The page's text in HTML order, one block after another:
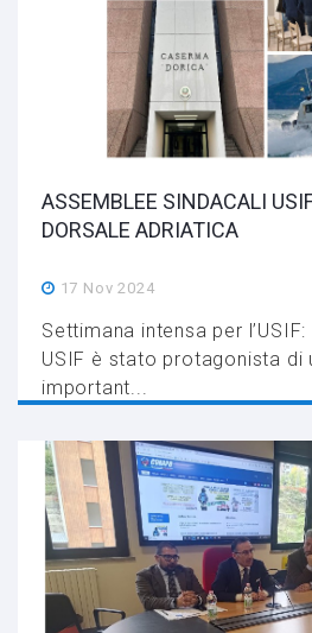
ASSEMBLEE SINDACALI
DORSALE ADRIATICA
17 Nov 2024
Settimana intensa per
USIF è stato protagonista di
important...